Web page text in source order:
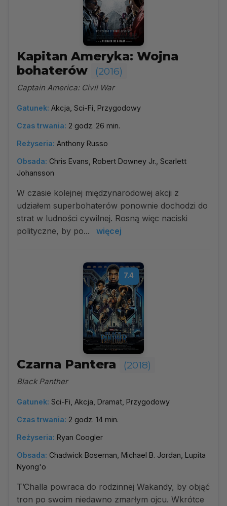
Kapitan Ameryka: Wojna
bohaterów
(2016)
Captain America: Civil War
Gatunek: Akcja, Sci-Fi, Przygodowy
Czas trwania: 2 godz. 26 min.
Reżyseria: Anthony Russo
Obsada: Chris Evans, Robert Downey Jr., Scarlett
Johansson
W czasie kolejnej międzynarodowej akcji z
udziałem superbohaterów ponownie dochodzi do
strat w ludności cywilnej. Rosną więc naciski
polityczne, by po...
więcej
7.4
Czarna Pantera (2018)
Black Panther
Gatunek: Sci-Fi, Akcja, Dramat, Przygodowy
Czas trwania: 2 godz. 14 min.
Reżyseria: Ryan Coogler
Obsada: Chadwick Boseman, Michael B. Jordan, Lupita
Nyong'o
T’Challa powraca do rodzinnej Wakandy, by objąć
tron po swoim niedawno zmarłym ojcu. Wkrótce